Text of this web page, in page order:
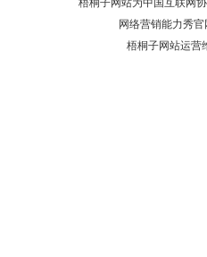
梧桐子网站为中国互联网
网络营销能力秀官
梧桐子网站运营